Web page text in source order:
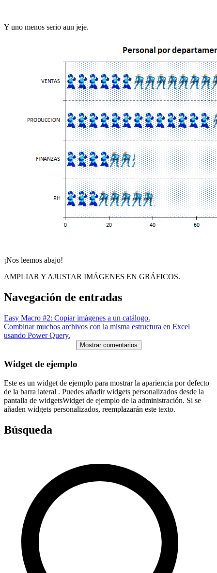
Y uno menos serio aun jeje.
¡Nos leemos abajo!
AMPLIAR Y AJUSTAR IMÁGENES EN GRÁFICOS.
Navegación de entradas
Easy Macro #2: Copiar imágenes a un catálogo.
Combinar muchos archivos con la misma estructura en Excel
usando Power Query.
Mostrar comentarios
Widget de ejemplo
Este es un widget de ejemplo para mostrar la apariencia por defecto
de la barra lateral . Puedes añadir widgets personalizados desde la
pantalla de widgetsWidget de ejemplo de la administración. Si se
añaden widgets personalizados, reemplazarán este texto.
Búsqueda